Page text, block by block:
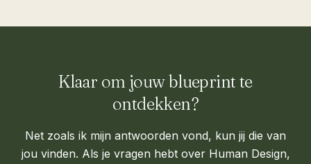
Klaar om jouw blueprint te
ontdekken?
Net zoals ik mijn antwoorden vond, kun jij die van
jou vinden. Als je vragen hebt over Human Design,